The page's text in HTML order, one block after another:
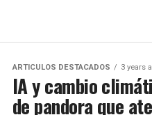
ARTICULOS DESTACADOS 3 years
IA y cambio
de pandora que